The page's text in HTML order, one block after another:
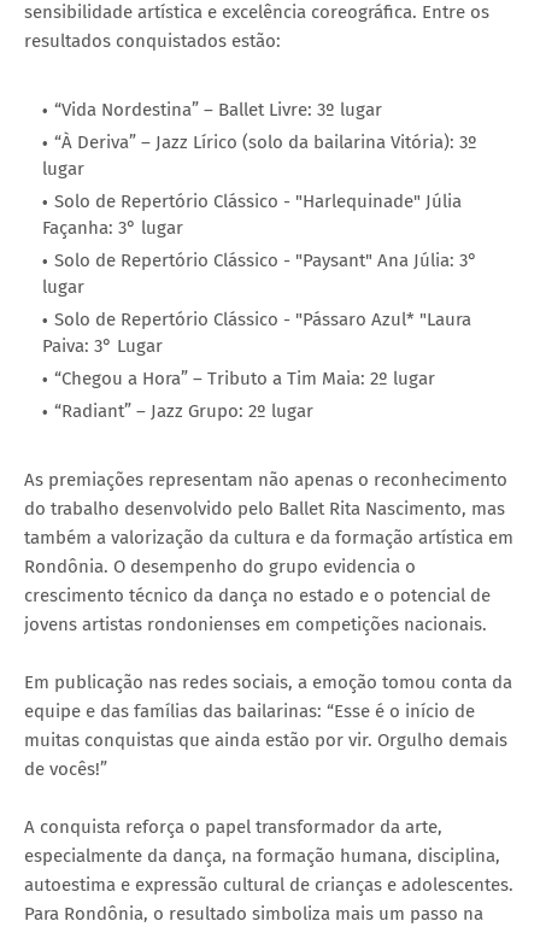
sensibilidade artística e excelência coreográfica. Entre os
resultados conquistados estão:
“Vida Nordestina” – Ballet Livre: 3º lugar
“À Deriva” – Jazz Lírico (solo da bailarina Vitória): 3º
lugar
Solo de Repertório Clássico - "Harlequinade" Júlia
Façanha: 3° lugar
Solo de Repertório Clássico - "Paysant" Ana Júlia: 3°
lugar
Solo de Repertório Clássico - "Pássaro Azul* "Laura
Paiva: 3° Lugar
“Chegou a Hora” – Tributo a Tim Maia: 2º lugar
“Radiant” – Jazz Grupo: 2º lugar
As premiações representam não apenas o reconhecimento
do trabalho desenvolvido pelo Ballet Rita Nascimento, mas
também a valorização da cultura e da formação artística em
Rondônia. O desempenho do grupo evidencia o
crescimento técnico da dança no estado e o potencial de
jovens artistas rondonienses em competições nacionais.
Em publicação nas redes sociais, a emoção tomou conta da
equipe e das famílias das bailarinas: “Esse é o início de
muitas conquistas que ainda estão por vir. Orgulho demais
de vocês!”
A conquista reforça o papel transformador da arte,
especialmente da dança, na formação humana, disciplina,
autoestima e expressão cultural de crianças e adolescentes.
Para Rondônia, o resultado simboliza mais um passo na